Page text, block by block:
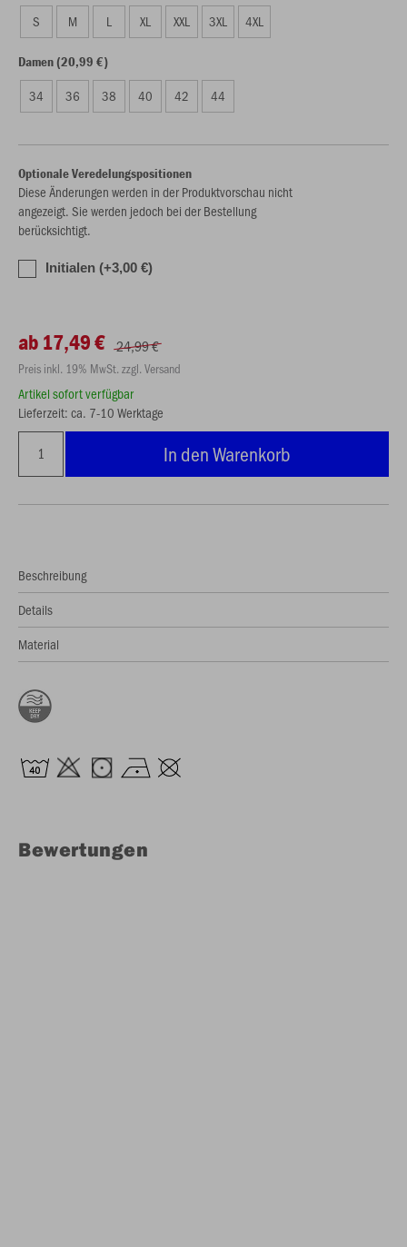
S M L XL XXL 3XL 4XL
Damen (20,99 €)
34 36 38 40 42 44
Optionale Veredelungspositionen
Diese Änderungen werden in der Produktvorschau nicht
angezeigt. Sie werden jedoch bei der Bestellung
berücksichtigt.
Initialen (+3,00 €)
ab 17,49 € 24,99 €
Preis inkl. 19% MwSt. zzgl. Versand
Artikel sofort verfügbar
Lieferzeit: ca. 7-10 Werktage
In den Warenkorb
Beschreibung
Details
Material
Bewertungen